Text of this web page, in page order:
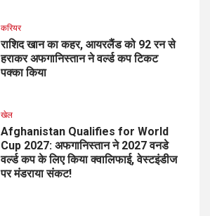
करियर
राशिद खान का कहर, आयरलैंड को 92 रन से
हराकर अफगानिस्तान ने वर्ल्ड कप टिकट
पक्का किया
खेल
Afghanistan Qualifies for World
Cup 2027: अफगानिस्तान ने 2027 वनडे
वर्ल्ड कप के लिए किया क्वालिफाई, वेस्टइंडीज
पर मंडराया संकट!